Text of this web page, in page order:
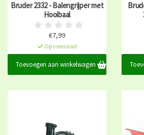
Bruder 2332 - Balengrijper met
Hooibaal
€7,99
Op voorraad
Toevoegen aan winkelwagen